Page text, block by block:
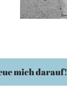
mich